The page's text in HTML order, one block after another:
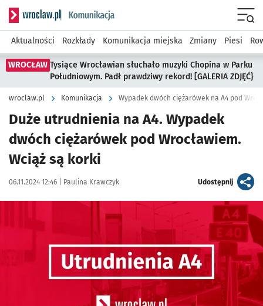
Serwis informacyjny wroclaw.pl podserwis: Komunikacja
Aktualności Rozkłady Komunikacja miejska Zmiany Piesi
WROCŁAW Tysiące Wrocławian słuchało muzyki Chopina w Parku
Południowym. Padł prawdziwy rekord! [GALERIA ZDJĘĆ}
wroclaw.pl Komunikacja Wypadek dwóch ciężarówek na A4 pod
Duże utrudnienia na A4. Wypadek
dwóch ciężarówek pod Wrocławiem.
Wciąż są korki
Data publikacji:
06.11.2024 12:46 | Autor:
Paulina Krawczyk Udostępnijartykuł